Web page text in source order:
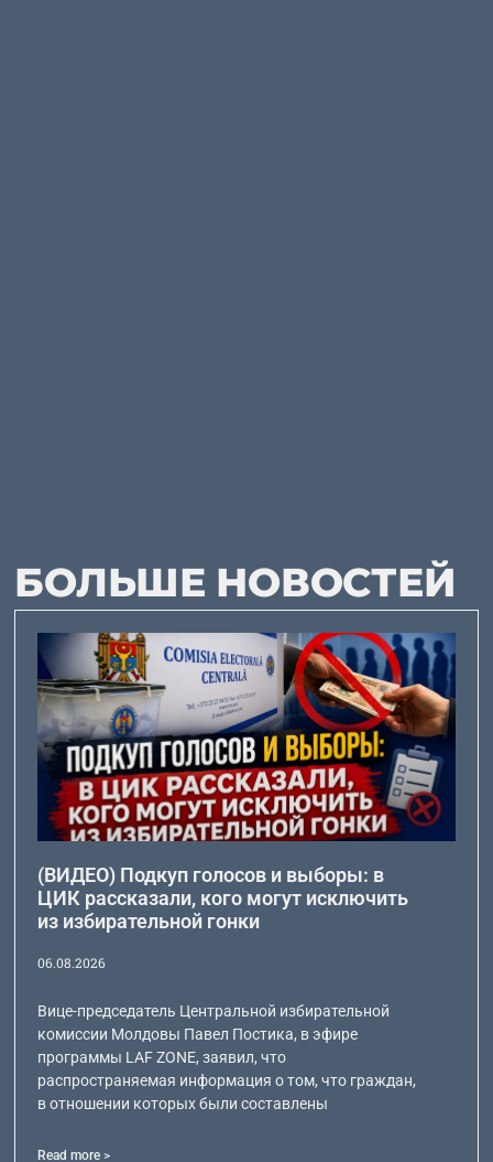
БОЛЬШЕ НОВОСТЕЙ
(ВИДЕО) Подкуп голосов и выборы: в
ЦИК рассказали, кого могут исключить
из избирательной гонки
06.08.2026
Вице-председатель Центральной избирательной
комиссии Молдовы Павел Постика, в эфире
программы LAF ZONE, заявил, что
распространяемая информация о том, что граждан,
в отношении которых были составлены
Read more >